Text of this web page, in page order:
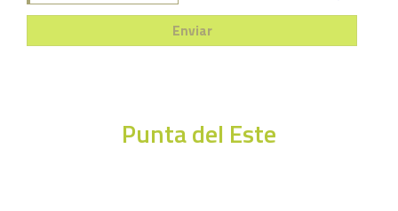
Enviar
Punta del Este